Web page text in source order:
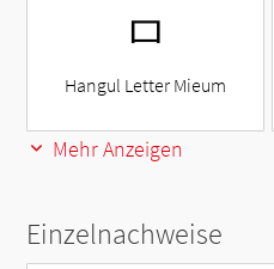
ㅁ
Hangul Letter Mieum
Mehr Anzeigen
Einzelnachweise